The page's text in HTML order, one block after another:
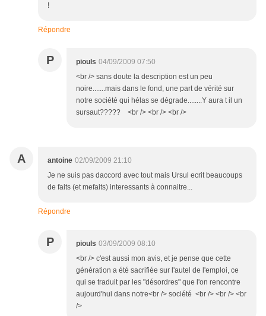
!
Répondre
P piouls 04/09/2009 07:50
<br /> sans doute la description est un peu
noire.......mais dans le fond, une part de vérité sur
notre société qui hélas se dégrade........Y aura t il un
sursaut????? <br /> <br /> <br />
A antoine 02/09/2009 21:10
Je ne suis pas daccord avec tout mais Ursul ecrit beaucoups
de faits (et mefaits) interessants à connaitre...
Répondre
P piouls 03/09/2009 08:10
<br /> c'est aussi mon avis, et je pense que cette
génération a été sacrifiée sur l'autel de l'emploi, ce
qui se traduit par les "désordres" que l'on rencontre
aujourd'hui dans notre<br /> société <br /> <br /> <br
/>